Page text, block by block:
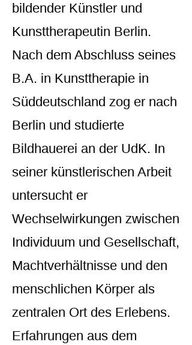
bildender Künstler und
Kunsttherapeutin Berlin.
Nach dem Abschluss seines
B.A. in Kunsttherapie in
Süddeutschland zog er nach
Berlin und studierte
Bildhauerei an der UdK. In
seiner künstlerischen Arbeit
untersucht er
Wechselwirkungen zwischen
Individuum und Gesellschaft,
Machtverhältnisse und den
menschlichen Körper als
zentralen Ort des Erlebens.
Erfahrungen aus dem